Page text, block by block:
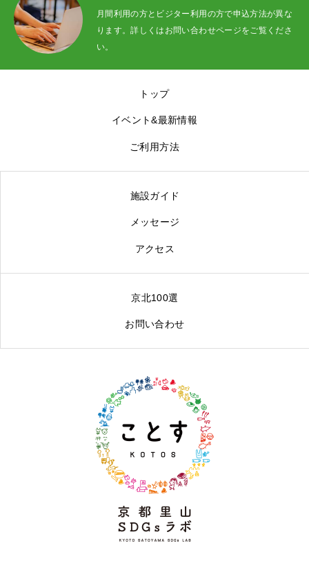
プロジェクト
ご利用方法
月間利用の方とビジター利用の方で申込方法が異な
ります。詳しくはお問い合わせページをご覧くださ
い。
トップ
イベント&最新情報
ご利用方法
施設ガイド
メッセージ
アクセス
京北100選
お問い合わせ